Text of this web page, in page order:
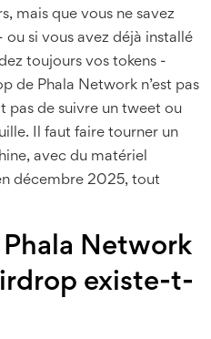
mais que vous ne savez
si vous avez déjà installé
toujours vos tokens -
de Phala Network n’est pas
pas de suivre un tweet ou
Il faut faire tourner un
avec du matériel
décembre 2025, tout
Network
existe-t-